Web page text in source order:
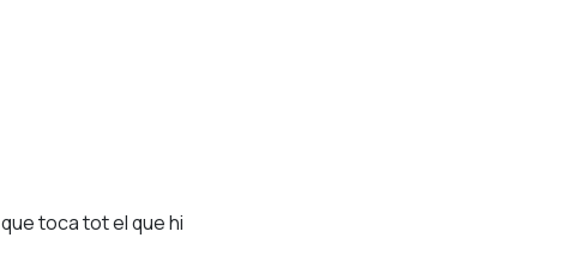
toca tot el que hi